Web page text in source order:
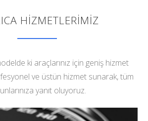
HİZMETLERİMİZ
ki araçlarınız için geniş hizmet
ve üstün hizmet sunarak, tüm
yanıt oluyoruz.